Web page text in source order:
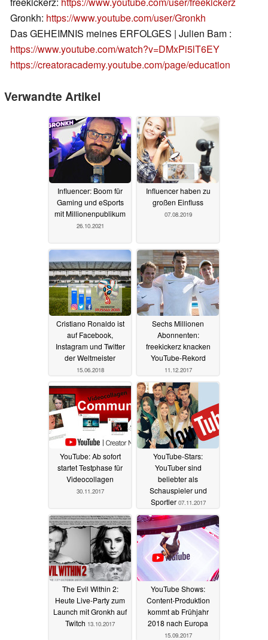
Gronkh: https://www.youtube.com/user/Gronkh
Das GEHEIMNIS meines ERFOLGES | Julien Bam :
https://www.youtube.com/watch?v=DMxPi5lT6EY
https://creatoracademy.youtube.com/page/education
Verwandte Artikel
Influencer: Boom für
Gaming und eSports
mit Millionenpublikum
26.10.2021
Influencer haben zu
großen Einfluss
07.08.2019
Cristiano Ronaldo ist
auf Facebook,
Instagram und Twitter
der Weltmeister
15.06.2018
Sechs Millionen
Abonnenten:
freekickerz knacken
YouTube-Rekord
11.12.2017
YouTube: Ab sofort
startet Testphase für
Videocollagen
30.11.2017
YouTube-Stars:
YouTuber sind
beliebter als
Schauspieler und
Sportler 07.11.2017
The Evil Within 2:
Heute Live-Party zum
Launch mit Gronkh auf
Twitch 13.10.2017
YouTube Shows:
Content-Produktion
kommt ab Frühjahr
2018 nach Europa
15.09.2017